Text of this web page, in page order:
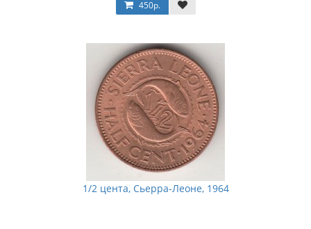
450р.
1/2 цента, Сьерра-Леоне, 1964